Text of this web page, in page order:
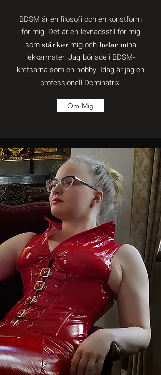
BDSM är en filosofi och en konstform
för mig. Det är en levnadsstil för mig
som stärker mig och helar mina
lekkamrater. Jag började i BDSM-
kretsarna som en hobby. Idag är jag en
professionell Dominatrix.
Om Mig